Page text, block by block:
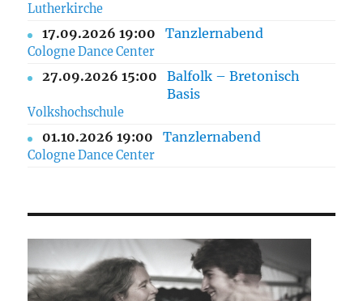
Lutherkirche
17.09.2026 19:00 Tanzlernabend
Cologne Dance Center
27.09.2026 15:00
Balfolk – Bretonisch
Basis
Volkshochschule
01.10.2026 19:00 Tanzlernabend
Cologne Dance Center